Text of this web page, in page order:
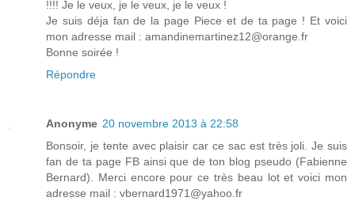
!!!! Je le veux, je le veux, je le veux !
Je suis déja fan de la page Piece et de ta page ! Et voici
mon adresse mail : amandinemartinez12@orange.fr
Bonne soirée !
Répondre
Anonyme 20 novembre 2013 à 22:58
Bonsoir, je tente avec plaisir car ce sac est très joli. Je suis
fan de ta page FB ainsi que de ton blog pseudo (Fabienne
Bernard). Merci encore pour ce très beau lot et voici mon
adresse mail : vbernard1971@yahoo.fr